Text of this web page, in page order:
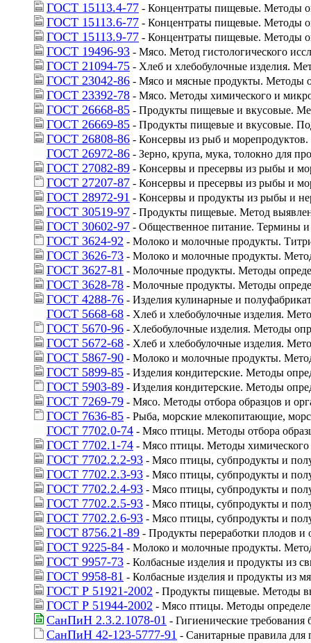
ГОСТ 15113.4-77 - Концентраты пищевые. Методы
ГОСТ 15113.6-77 - Концентраты пищевые. Методы
ГОСТ 15113.9-77 - Концентраты пищевые. Методы
ГОСТ 19496-93 - Мясо. Метод гистологического
ГОСТ 21094-75 - Хлеб и хлебобулочные изделия.
ГОСТ 23042-86 - Мясо и мясные продукты. Методы
ГОСТ 23392-78 - Мясо. Методы химического и
ГОСТ 26668-85 - Продукты пищевые и вкусовые.
ГОСТ 26669-85 - Продукты пищевые и вкусовые.
ГОСТ 26808-86 - Консервы из рыб и
ГОСТ 26972-86 - Зерно, крупа, мука, толокно для
ГОСТ 27082-89 - Консервы и пресервы из рыбы и
ГОСТ 27207-87 - Консервы и пресервы из рыбы и
ГОСТ 28972-91 - Консервы и продукты из рыбы и
ГОСТ 30519-97 - Продукты пищевые. Метод
ГОСТ 30602-97 - Общественное питание. Термины и
ГОСТ 3624-92 - Молоко и молочные продукты.
ГОСТ 3626-73 - Молоко и молочные продукты.
ГОСТ 3627-81 - Молочные продукты. Методы
ГОСТ 3628-78 - Молочные продукты. Методы
ГОСТ 4288-76 - Изделия кулинарные и
ГОСТ 5668-68 - Хлеб и хлебобулочные изделия.
ГОСТ 5670-96 - Хлебобулочные изделия. Методы
ГОСТ 5672-68 - Хлеб и хлебобулочные изделия.
ГОСТ 5867-90 - Молоко и молочные продукты.
ГОСТ 5899-85 - Изделия кондитерские. Методы
ГОСТ 5903-89 - Изделия кондитерские. Методы
ГОСТ 7269-79 - Мясо. Методы отбора образцов и
ГОСТ 7636-85 - Рыба, морские млекопитающие,
ГОСТ 7702.0-74 - Мясо птицы. Методы отбора
ГОСТ 7702.1-74 - Мясо птицы. Методы химического
ГОСТ 7702.2.2-93 - Мясо птицы, субпродукты и
ГОСТ 7702.2.3-93 - Мясо птицы, субпродукты и
ГОСТ 7702.2.4-93 - Мясо птицы, субпродукты и
ГОСТ 7702.2.5-93 - Мясо птицы, субпродукты и
ГОСТ 7702.2.6-93 - Мясо птицы, субпродукты и
ГОСТ 8756.21-89 - Продукты переработки плодов
ГОСТ 9225-84 - Молоко и молочные продукты.
ГОСТ 9957-73 - Колбасные изделия и продукты из
ГОСТ 9958-81 - Колбасные изделия и продукты из
ГОСТ Р 51921-2002 - Продукты пищевые. Методы
ГОСТ Р 51944-2002 - Мясо птицы. Методы
СанПиН 2.3.2.1078-01 - Гигиенические
СанПиН 42-123-5777-91 - Санитарные правила для